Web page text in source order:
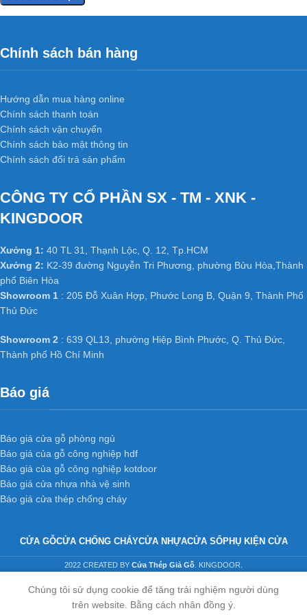
Chính sách bán hàng
Hướng dẫn mua hàng online
Chính sách thanh toán
Chính sách vận chuyển
Chính sách bảo mật thông tin
Chính sách đổi trả sản phẩm
CÔNG TY CỔ PHẦN SX - TM - XNK -
KINGDOOR
Xưởng 1: 40 TL 31, Thạnh Lộc, Q. 12, Tp.HCM
Xưởng 2: K2-39 đường Nguyễn Tri Phương, phường Bửu Hòa,Thành
phố Biên Hòa
Showroom 1 : 205 Đỗ Xuân Hợp, Phước Long B, Quận 9, Thành Phố
Thủ Đức
Showroom 2 : 639 QL13, phường Hiệp Bình Phước, Q. Thủ Đức,
Thành phố Hồ Chí Minh
Báo giá
Báo giá cửa gỗ phòng ngủ
Báo giá của gỗ công nghiệp hdf
Báo giá của gỗ công nghiệp kotdoor
Báo giá cửa nhựa nhà vệ sinh
Báo giá cửa thép chống cháy
CỬA GỖCỬA CHỐNG CHÁYCỬA NHỰACỬA SỔPHỤ KIỆN CỬA
2022 CREATED BY Cửa Thép Giả Gỗ . KINGDOOR.
Chúng tôi sử dụng cookie để tăng trải nghiệm người dùng
trên website. Bằng cách nhân đồng ý.